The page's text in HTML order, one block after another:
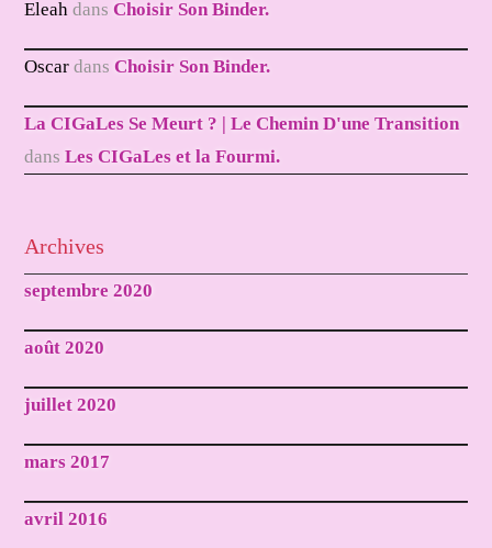
Eleah dansChoisir Son Binder.
Oscar dansChoisir Son Binder.
La CIGaLes Se Meurt ? | Le Chemin D'une Transition
dansLes CIGaLes et la Fourmi.
Archives
septembre 2020
août 2020
juillet 2020
mars 2017
avril 2016